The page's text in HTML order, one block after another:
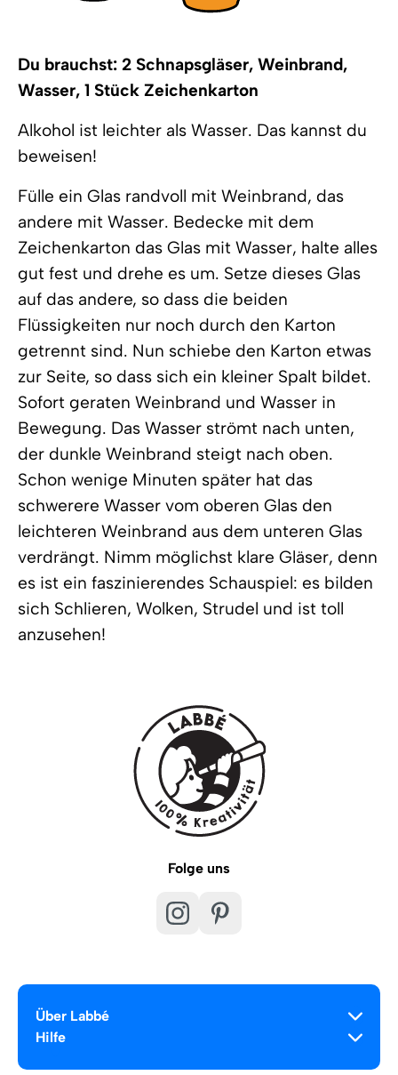
Du brauchst: 2 Schnapsgläser, Weinbrand,
Wasser, 1 Stück Zeichenkarton
Alkohol ist leichter als Wasser. Das kannst du
beweisen!
Fülle ein Glas randvoll mit Weinbrand, das
andere mit Wasser. Bedecke mit dem
Zeichenkarton das Glas mit Wasser, halte alles
gut fest und drehe es um. Setze dieses Glas
auf das andere, so dass die beiden
Flüssigkeiten nur noch durch den Karton
getrennt sind. Nun schiebe den Karton etwas
zur Seite, so dass sich ein kleiner Spalt bildet.
Sofort geraten Weinbrand und Wasser in
Bewegung. Das Wasser strömt nach unten,
der dunkle Weinbrand steigt nach oben.
Schon wenige Minuten später hat das
schwerere Wasser vom oberen Glas den
leichteren Weinbrand aus dem unteren Glas
verdrängt. Nimm möglichst klare Gläser, denn
es ist ein faszinierendes Schauspiel: es bilden
sich Schlieren, Wolken, Strudel und ist toll
anzusehen!
Folge uns
Über Labbé
Hilfe